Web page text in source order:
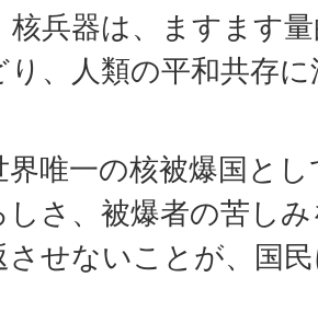
核兵器は、ますます
り、人類の平和共存
唯一の核被爆国と
しさ、被爆者の苦し
させないことが、国